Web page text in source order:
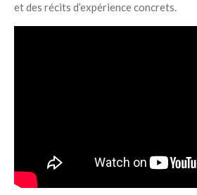
et des récits d’expérience concrets.